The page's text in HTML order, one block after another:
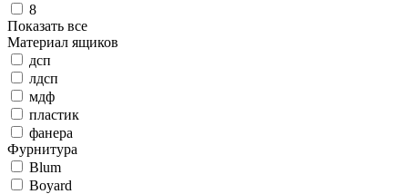
8
Показать все
Материал ящиков
дсп
лдсп
мдф
пластик
фанера
Фурнитура
Blum
Boyard